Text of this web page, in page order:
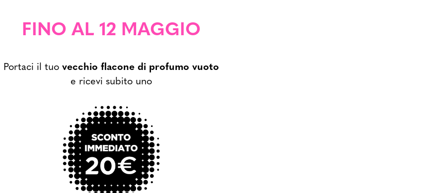
FINO AL 12 MAGGIO
Portaci il tuo vecchio flacone di profumo vuoto
e ricevi subito uno